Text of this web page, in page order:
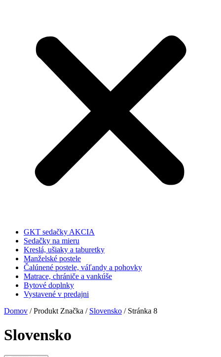
GKT sedačky AKCIA
Sedačky na mieru
Kreslá, ušiaky a taburetky
Manželské postele
Čalúnené postele, váľandy a pohovky
Matrace, chrániče a vankúše
Bytové doplnky
Vystavené v predajni
Domov / Produkt Značka / Slovensko / Stránka 8
Slovensko